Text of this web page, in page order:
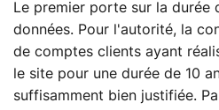
Le premier porte sur la durée
données. Pour l'autorité, la
de comptes clients ayant
le site pour une durée de 10
suffisamment bien justifiée.